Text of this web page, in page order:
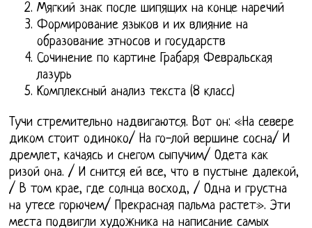
Мягкий знак после шипящих на конце наречий
Формирование языков и их влияние на
образование этносов и государств
Сочинение по картине Грабаря Февральская
лазурь
Комплексный анализ текста (8 класс)
Тучи стремительно надвигаются. Вот он: «На севере
диком стоит одиноко/ На го-лой вершине сосна/ И
дремлет, качаясь и снегом сыпучим/ Одета как
ризой она. / И снится ей все, что в пустыне далекой,
/ В том крае, где солнца восход, / Одна и грустна
на утесе горючем/ Прекрасная пальма растет». Эти
места подвигли художника на написание самых